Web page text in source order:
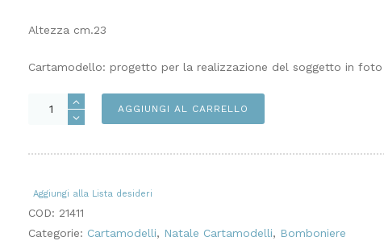
Altezza cm.23
Cartamodello: progetto per la realizzazione del soggetto in foto
EMILY
CARTAMODELLO
AGGIUNGI AL CARRELLO
Aggiungi alla Lista desideri
COD: 21411
Categorie: Cartamodelli, Natale Cartamodelli, Bomboniere